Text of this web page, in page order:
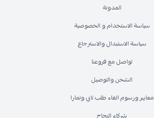
المدونة
سياسة الاستخدام و الخصوصية
سياسة الاستبدال والاسترجاع
تواصل مع فروعنا
الشحن والتوصيل
معايير ورسوم الغاء طلب تابي وتمارا
شركاء النجاح